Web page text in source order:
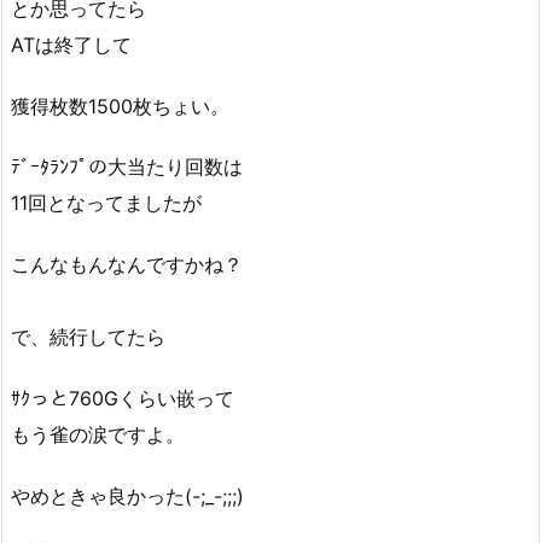
とか思ってたら
ATは終了して
獲得枚数1500枚ちょい。
ﾃﾞｰﾀﾗﾝﾌﾟの大当たり回数は
11回となってましたが
こんなもんなんですかね？
で、続行してたら
ｻｸっと760Gくらい嵌って
もう雀の涙ですよ。
やめときゃ良かった(-;_-;;;)